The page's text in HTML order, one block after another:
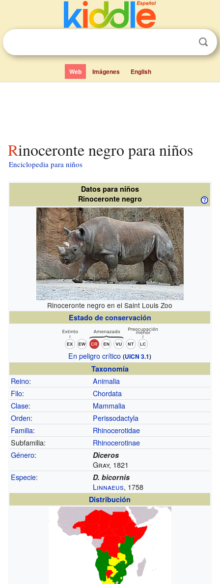
Web Imágenes English
Rinoceronte negro para niños
Enciclopedia para niños
Datos para niños
Rinoceronte negro
Rinoceronte negro en el Saint Louis Zoo
Estado de conservación
En peligro crítico (UICN 3.1)
Taxonomía
Reino:
Animalia
Filo:
Chordata
Clase:
Mammalia
Orden:
Perissodactyla
Familia:
Rhinocerotidae
Subfamilia:
Rhinocerotinae
Género: Diceros
Gray, 1821
Especie: D. bicornis
Linnaeus, 1758
Distribución